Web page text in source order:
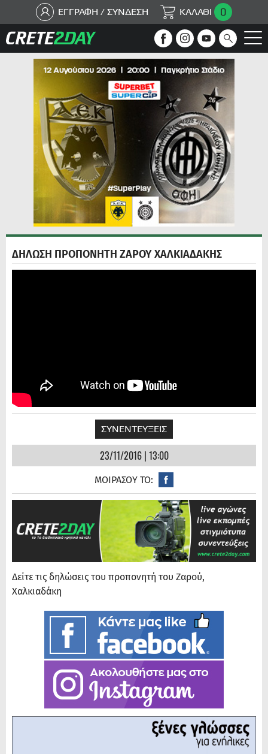
ΕΓΓΡΑΦΗ / ΣΥΝΔΕΣΗ ΚΑΛΑΘΙ 0
ΔΗΛΩΣΗ ΠΡΟΠΟΝΗΤΗ ΖΑΡΟΥ ΧΑΛΚΙΑΔΑΚΗΣ
ΣΥΝΕΝΤΕΥΞΕΙΣ
23/11/2016 | 13:00
ΜΟΙΡΑΣΟΥ ΤΟ:
Δείτε τις δηλώσεις του προπονητή του Ζαρού,
Χαλκιαδάκη